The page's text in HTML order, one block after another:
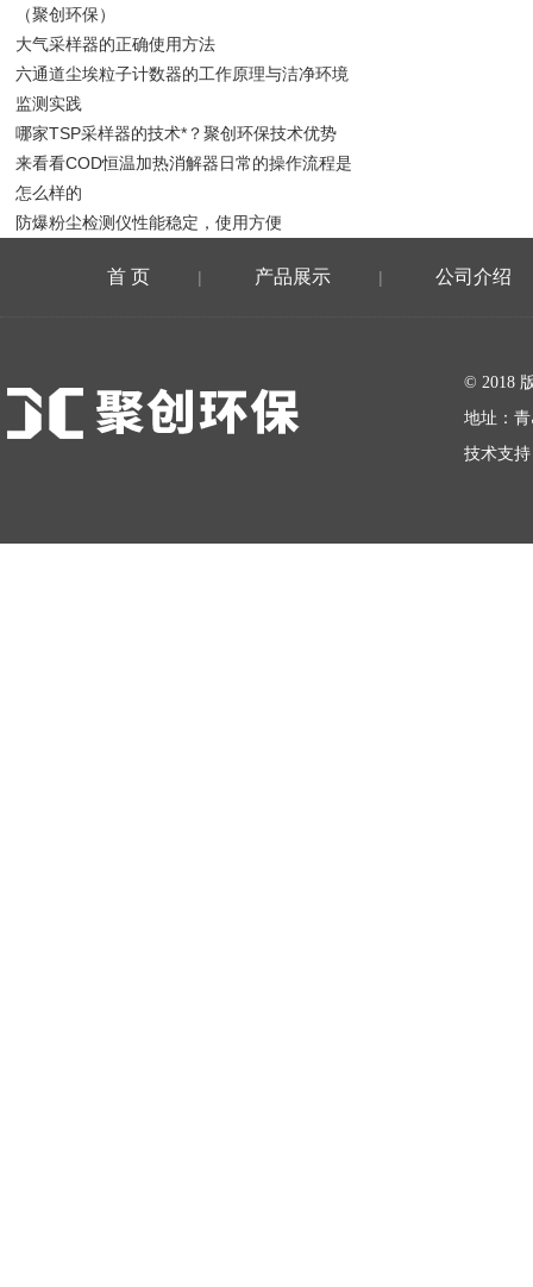
（聚创环保）
大气采样器的正确使用方法
六通道尘埃粒子计数器的工作原理与洁净环境
监测实践
哪家TSP采样器的技术*？聚创环保技术优势
来看看COD恒温加热消解器日常的操作流程是
怎么样的
防爆粉尘检测仪性能稳定，使用方便
首 页 | 产品展示 | 公司介绍
© 2018
地址：
技术支